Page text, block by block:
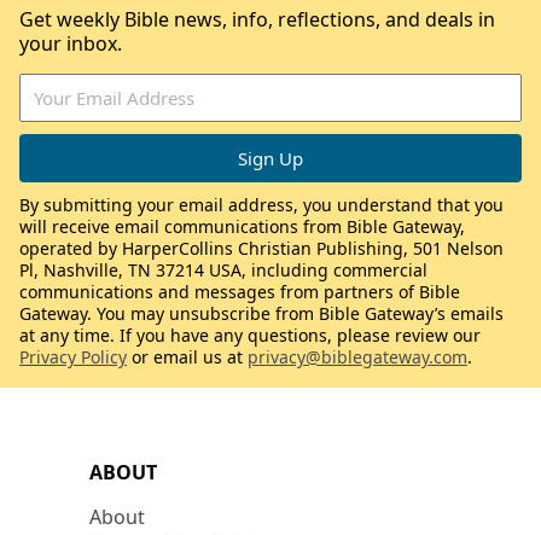
ABOUT
About
Get weekly Bible news, info, reflections, and deals in
your inbox.
By submitting your email address, you understand that you
will receive email communications from Bible Gateway,
operated by HarperCollins Christian Publishing, 501 Nelson
Pl, Nashville, TN 37214 USA, including commercial
communications and messages from partners of Bible
Gateway. You may unsubscribe from Bible Gateway’s emails
at any time. If you have any questions, please review our
Privacy Policy or email us at privacy@biblegateway.com.